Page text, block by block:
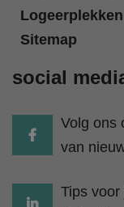
Sitemap
social
Volg ons
van
Tips